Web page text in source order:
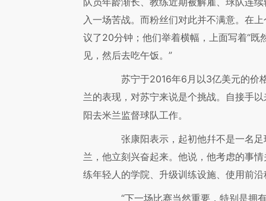
入一场苦战。而粉丝们对此并不满意。在
议了20分钟；他们举着横幅，上面写着“
见，然后去吃午饭。”
苏宁于2016年6月以3亿美元的价
兰的表现，对苏宁来说是个挑战。自接手
阳去米兰监督球队工作。
张康阳表示，起初他幷不是一名足
兰，他立刻兴奋起来。他说，他考虑的事
练年轻人的学院、升级训练设施、使用前
“下一场比赛当然重要，特别是拥